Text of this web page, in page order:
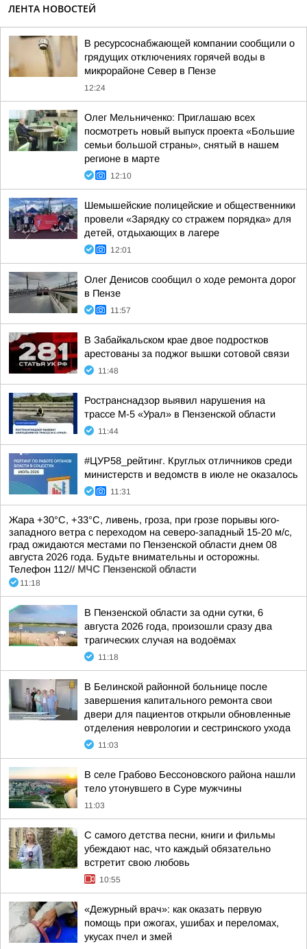
ЛЕНТА НОВОСТЕЙ
В ресурсоснабжающей компании сообщили о
грядущих отключениях горячей воды в
микрорайоне Север в Пензе
12:24
Олег Мельниченко: Приглашаю всех
посмотреть новый выпуск проекта «Большие
семьи большой страны», снятый в нашем
регионе в марте
12:10
Шемышейские полицейские и общественники
провели «Зарядку со стражем порядка» для
детей, отдыхающих в лагере
12:01
Олег Денисов сообщил о ходе ремонта дорог
в Пензе
11:57
В Забайкальском крае двое подростков
арестованы за поджог вышки сотовой связи
11:48
Ространснадзор выявил нарушения на
трассе М-5 «Урал» в Пензенской области
11:44
#ЦУР58_рейтинг. Круглых отличников среди
министерств и ведомств в июле не оказалось
11:31
Жара +30°С, +33°С, ливень, гроза, при грозе порывы юго-
западного ветра с переходом на северо-западный 15-20 м/с,
град ожидаются местами по Пензенской области днем 08
августа 2026 года. Будьте внимательны и осторожны.
Телефон 112// МЧС Пензенской области
11:18
В Пензенской области за одни сутки, 6
августа 2026 года, произошли сразу два
трагических случая на водоёмах
11:18
В Белинской районной больнице после
завершения капитального ремонта свои
двери для пациентов открыли обновленные
отделения неврологии и сестринского ухода
11:03
В селе Грабово Бессоновского района нашли
тело утонувшего в Суре мужчины
11:03
С самого детства песни, книги и фильмы
убеждают нас, что каждый обязательно
встретит свою любовь
10:55
«Дежурный врач»: как оказать первую
помощь при ожогах, ушибах и переломах,
укусах пчел и змей